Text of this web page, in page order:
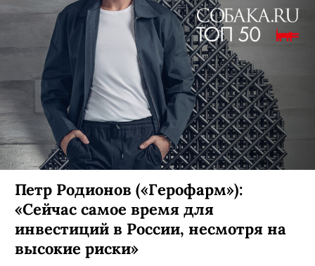
Петр Родионов («Герофарм»):
«Сейчас самое время для
инвестиций в России, несмотря на
высокие риски»